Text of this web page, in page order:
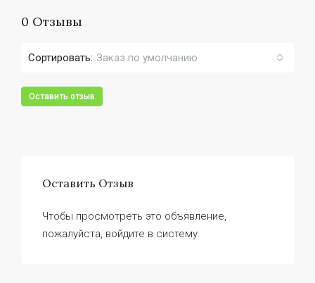
0 Отзывы
Сортировать: Заказ по умолчанию
Оставить отзыв
Оставить Отзыв
Чтобы просмотреть это объявление,
пожалуйста, войдите в систему.